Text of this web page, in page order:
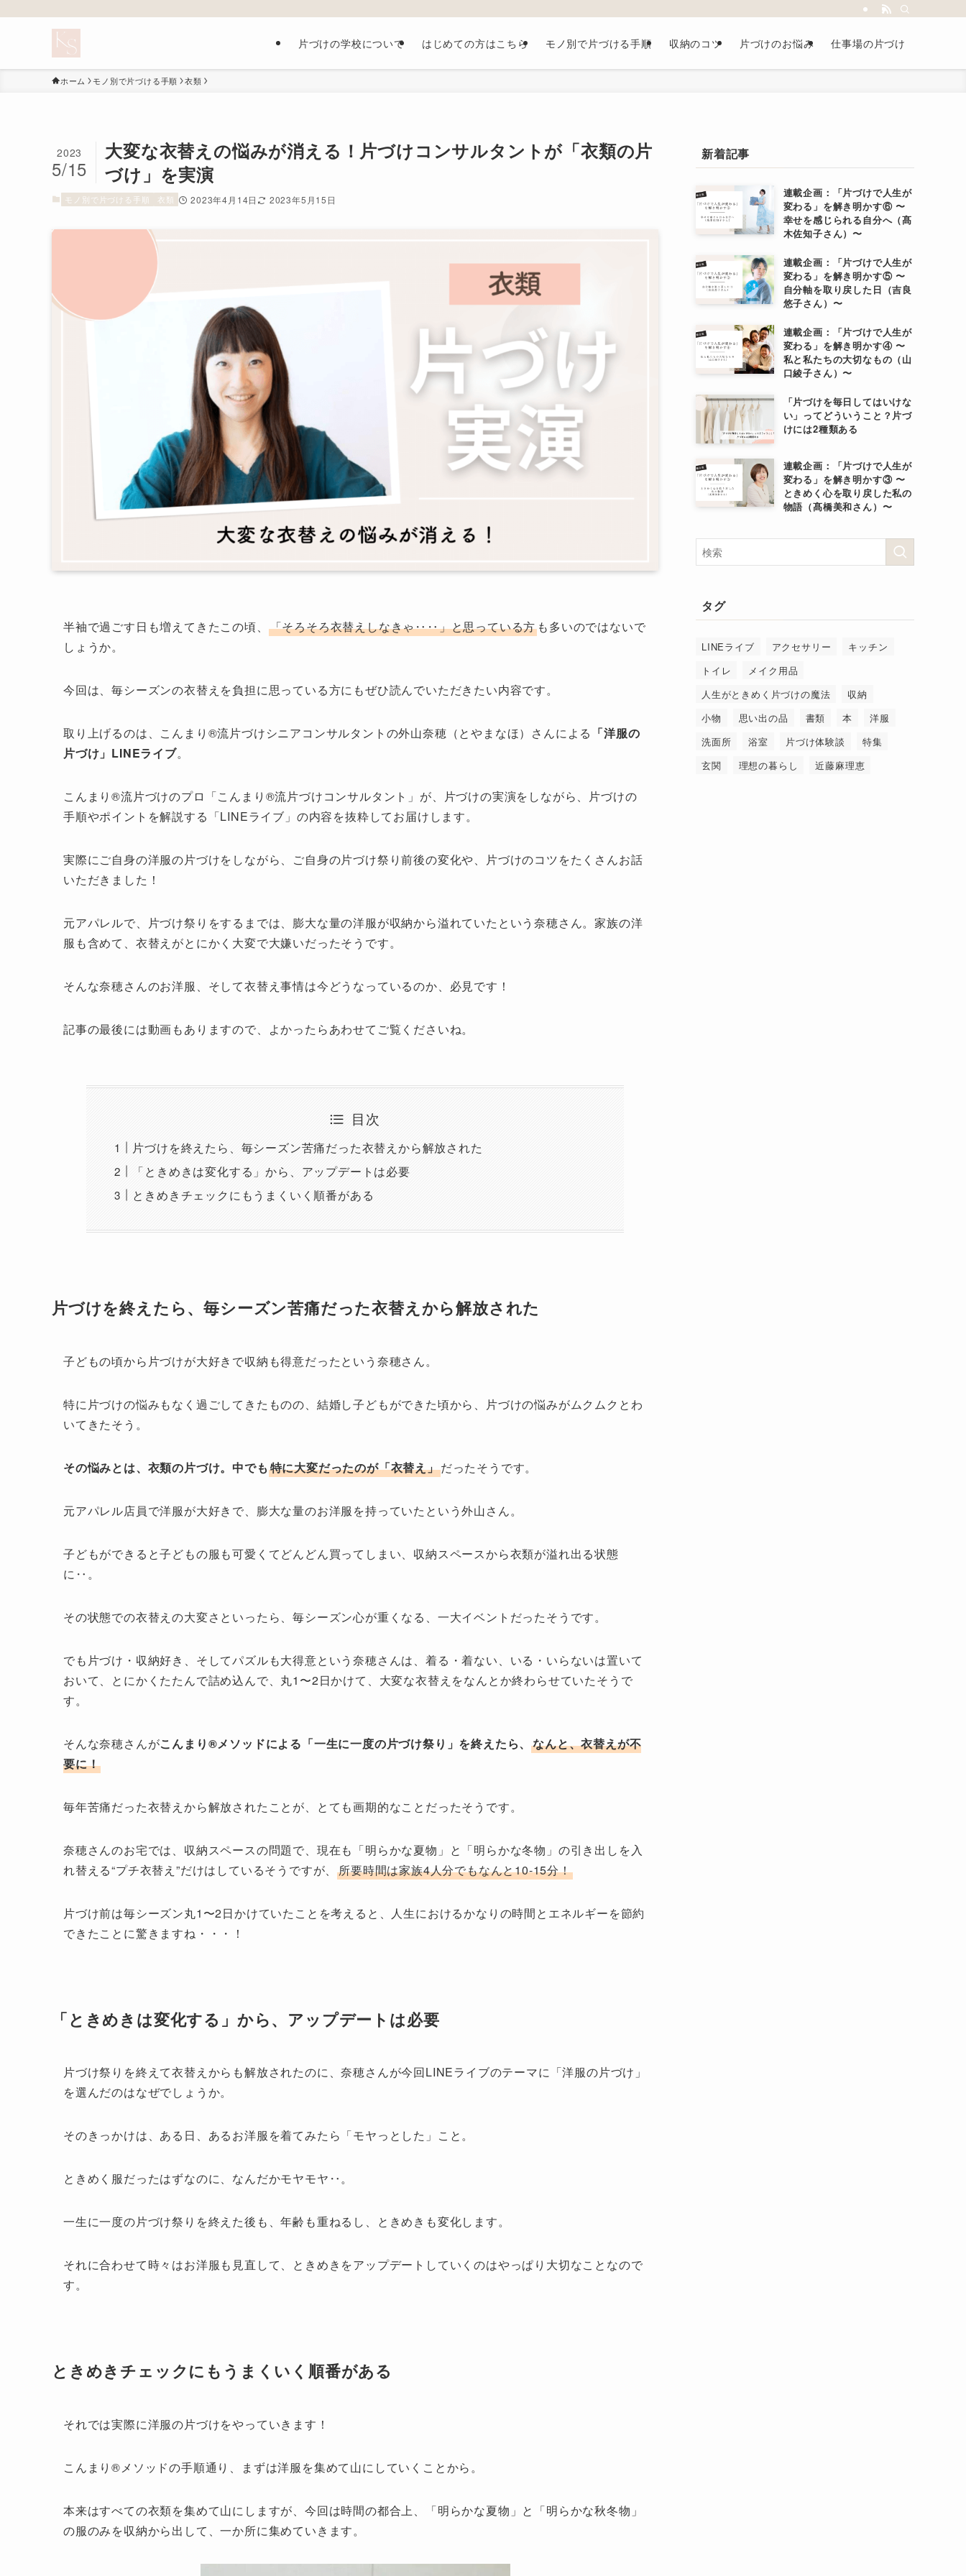
片づけの学校について はじめての方はこちら モノ別で片づける手順 収納のコツ 片づけのお悩み 仕事場の片づけ
ホーム モノ別で片づける手順 衣類
大変な衣替えの悩みが消える！片づけコンサルタントが「衣類の片
づけ」を実演
2023
5/15
モノ別で片づける手順 衣類 2023年4月14日 2023年5月15日
半袖で過ごす日も増えてきたこの頃、 「そろそろ衣替えしなきゃ‥‥」と思っている方 も多いのではないで
しょうか。
今回は、毎シーズンの衣替えを負担に思っている方にもぜひ読んでいただきたい内容です。
取り上げるのは、こんまり®︎流片づけシニアコンサルタントの外山奈穂（とやまなほ）さんによる 「洋服の
片づけ」LINEライブ。
こんまり®︎流片づけのプロ「こんまり®︎流片づけコンサルタント」が、片づけの実演をしながら、片づけの
手順やポイントを解説する「LINEライブ」の内容を抜粋してお届けします。
実際にご自身の洋服の片づけをしながら、ご自身の片づけ祭り前後の変化や、片づけのコツをたくさんお話
いただきました！
元アパレルで、片づけ祭りをするまでは、膨大な量の洋服が収納から溢れていたという奈穂さん。家族の洋
服も含めて、衣替えがとにかく大変で大嫌いだったそうです。
そんな奈穂さんのお洋服、そして衣替え事情は今どうなっているのか、必見です！
記事の最後には動画もありますので、よかったらあわせてご覧くださいね。
目次
片づけを終えたら、毎シーズン苦痛だった衣替えから解放された
「ときめきは変化する」から、アップデートは必要
ときめきチェックにもうまくいく順番がある
片づけを終えたら、毎シーズン苦痛だった衣替えから解放された
子どもの頃から片づけが大好きで収納も得意だったという奈穂さん。
特に片づけの悩みもなく過ごしてきたものの、結婚し子どもができた頃から、片づけの悩みがムクムクとわ
いてきたそう。
その悩みとは、衣類の片づけ。中でも 特に大変だったのが「衣替え」だったそうです。
元アパレル店員で洋服が大好きで、膨大な量のお洋服を持っていたという外山さん。
子どもができると子どもの服も可愛くてどんどん買ってしまい、収納スペースから衣類が溢れ出る状態
に‥。
その状態での衣替えの大変さといったら、毎シーズン心が重くなる、一大イベントだったそうです。
でも片づけ・収納好き、そしてパズルも大得意という奈穂さんは、着る・着ない、いる・いらないは置いて
おいて、とにかくたたんで詰め込んで、丸1〜2日かけて、大変な衣替えをなんとか終わらせていたそうで
す。
そんな奈穂さんがこんまり®︎メソッドによる「一生に一度の片づけ祭り」を終えたら、なんと、衣替えが不
要に！
毎年苦痛だった衣替えから解放されたことが、とても画期的なことだったそうです。
奈穂さんのお宅では、収納スペースの問題で、現在も「明らかな夏物」と「明らかな冬物」の引き出しを入
れ替える“プチ衣替え”だけはしているそうですが、所要時間は家族4人分でもなんと10-15分！
片づけ前は毎シーズン丸1〜2日かけていたことを考えると、人生におけるかなりの時間とエネルギーを節約
できたことに驚きますね・・・！
「ときめきは変化する」から、アップデートは必要
片づけ祭りを終えて衣替えからも解放されたのに、奈穂さんが今回LINEライブのテーマに「洋服の片づけ」
を選んだのはなぜでしょうか。
そのきっかけは、ある日、あるお洋服を着てみたら「モヤっとした」こと。
ときめく服だったはずなのに、なんだかモヤモヤ‥。
一生に一度の片づけ祭りを終えた後も、年齢も重ねるし、ときめきも変化します。
それに合わせて時々はお洋服も見直して、ときめきをアップデートしていくのはやっぱり大切なことなので
す。
ときめきチェックにもうまくいく順番がある
それでは実際に洋服の片づけをやっていきます！
こんまり®︎メソッドの手順通り、まずは洋服を集めて山にしていくことから。
本来はすべての衣類を集めて山にしますが、今回は時間の都合上、「明らかな夏物」と「明らかな秋冬物」
の服のみを収納から出して、一か所に集めていきます。
新着記事
連載企画：「片づけで人生が
変わる」を解き明かす⑥ 〜
幸せを感じられる自分へ（髙
木佐知子さん）〜
連載企画：「片づけで人生が
変わる」を解き明かす⑤ 〜
自分軸を取り戻した日（吉良
悠子さん）〜
連載企画：「片づけで人生が
変わる」を解き明かす④ 〜
私と私たちの大切なもの（山
口綾子さん）〜
「片づけを毎日してはいけな
い」ってどういうこと？片づ
けには2種類ある
連載企画：「片づけで人生が
変わる」を解き明かす③ 〜
ときめく心を取り戻した私の
物語（髙橋美和さん）〜
タグ
LINEライブ アクセサリー
キッチン
トイレ
メイク用品
人生がときめく片づけの魔法
収納
小物
思い出の品 書類 本
洋服
洗面所
浴室 片づけ体験談
特集
玄関
理想の暮らし 近藤麻理恵